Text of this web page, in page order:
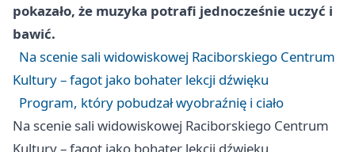
pokazało, że muzyka potrafi jednocześnie uczyć i
bawić.
Na scenie sali widowiskowej Raciborskiego Centrum
Kultury – fagot jako bohater lekcji dźwięku
Program, który pobudzał wyobraźnię i ciało
Na scenie sali widowiskowej Raciborskiego Centrum
Kultury – fagot jako bohater lekcji dźwięku